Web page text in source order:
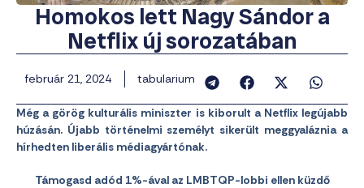
Homokos lett Nagy Sándor a
Netflix új sorozatában
február 21, 2024 tabularium
Még a görög kulturális miniszter is kiborult a Netflix legújabb
húzásán. Újabb történelmi személyt sikerült meggyaláznia a
hírhedten liberális médiagyártónak.
Támogasd adód 1%-ával az LMBTQP-lobbi ellen küzdő